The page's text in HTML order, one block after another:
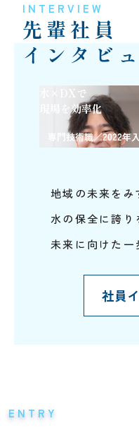
水×DXで
現場を効率化
専門技術職／2022年入社
INTERVIEW
先輩社員
インタビ
地域の未来をみ
水の保全に誇り
未来に向けた一
社員
ENTRY